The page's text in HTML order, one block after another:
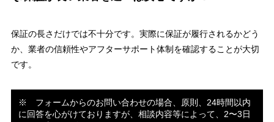
保証の長さだけでは不十分です。実際に保証が履行されるかどう
か、業者の信頼性やアフターサポート体制を確認することが大切
です。
※ フォームからのお問い合わせの場合、原則、24時間以内
に回答を心がけておりますが、相談内容等によって、2〜3日